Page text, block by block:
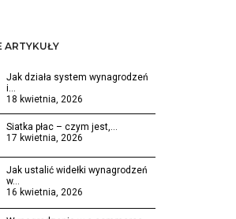
ARTYKUŁY
Jak działa system wynagrodzeń
i…
18 kwietnia, 2026
Siatka płac – czym jest,…
17 kwietnia, 2026
Jak ustalić widełki wynagrodzeń
w…
16 kwietnia, 2026